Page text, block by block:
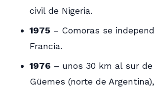
civil de Nigeria.
1975 – Comoras se
Francia.
1976 – unos 30 km al sur
Güemes (norte de